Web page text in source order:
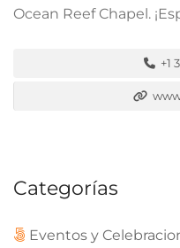
Ocean Reef Chapel.
+1
Categorías
Eventos y